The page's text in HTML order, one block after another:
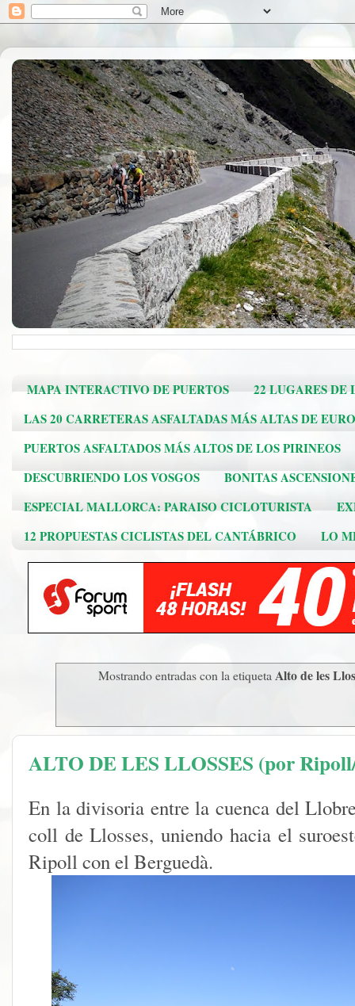
MAPA INTERACTIVO DE PUERTOS
22 LUGARES DE
LAS 20 CARRETERAS ASFALTADAS MÁS ALTAS DE
PUERTOS ASFALTADOS MÁS ALTOS DE LOS PIRINEOS
DESCUBRIENDO LOS VOSGOS
BONITAS
ESPECIAL MALLORCA: PARAISO CICLOTURISTA
12 PROPUESTAS CICLISTAS DEL CANTÁBRICO
LO
Mostrando entradas con la etiqueta Alto de les
ALTO DE LES LLOSSES (por
En la divisoria entre la cuenca del
coll de Llosses, uniendo hacia el
Ripoll con el Berguedà.